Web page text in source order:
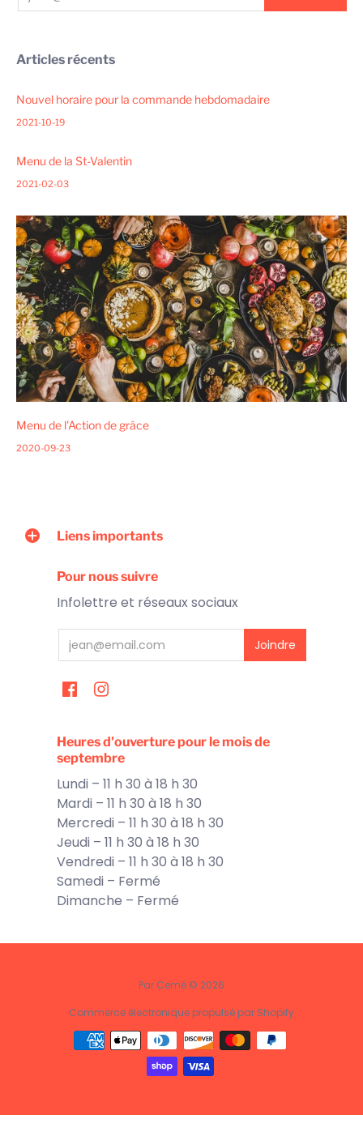
Articles récents
Nouvel horaire pour la commande hebdomadaire
2021-10-19
Menu de la St-Valentin
2021-02-03
Menu de l'Action de grâce
2020-09-23
Liens importants
Pour nous suivre
Infolettre et réseaux sociaux
Heures d'ouverture pour le mois de
septembre
Lundi – 11 h 30 à 18 h 30
Mardi – 11 h 30 à 18 h 30
Mercredi – 11 h 30 à 18 h 30
Jeudi – 11 h 30 à 18 h 30
Vendredi – 11 h 30 à 18 h 30
Samedi – Fermé
Dimanche – Fermé
Par Cemé © 2026
Commerce électronique propulsé par Shopify